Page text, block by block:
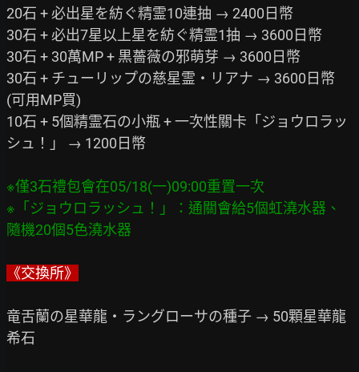
20石 + 必出星を紡ぐ精霊10連抽 → 2400日幣
30石 + 必出7星以上星を紡ぐ精霊1抽 → 3600日幣
30石 + 30萬MP + 黒薔薇の邪萌芽 → 3600日幣
30石 + チューリップの慈星霊・リアナ → 3600日幣
(可用MP買)
10石 + 5個精霊石の小瓶 + 一次性關卡「ジョウロラッ
シュ！」 → 1200日幣
※僅3石禮包會在05/18(一)09:00重置一次
※「ジョウロラッシュ！」：通關會給5個虹澆水器、
隨機20個5色澆水器
《交換所》
竜舌蘭の星華龍・ラングローサの種子 → 50顆星華龍
希石